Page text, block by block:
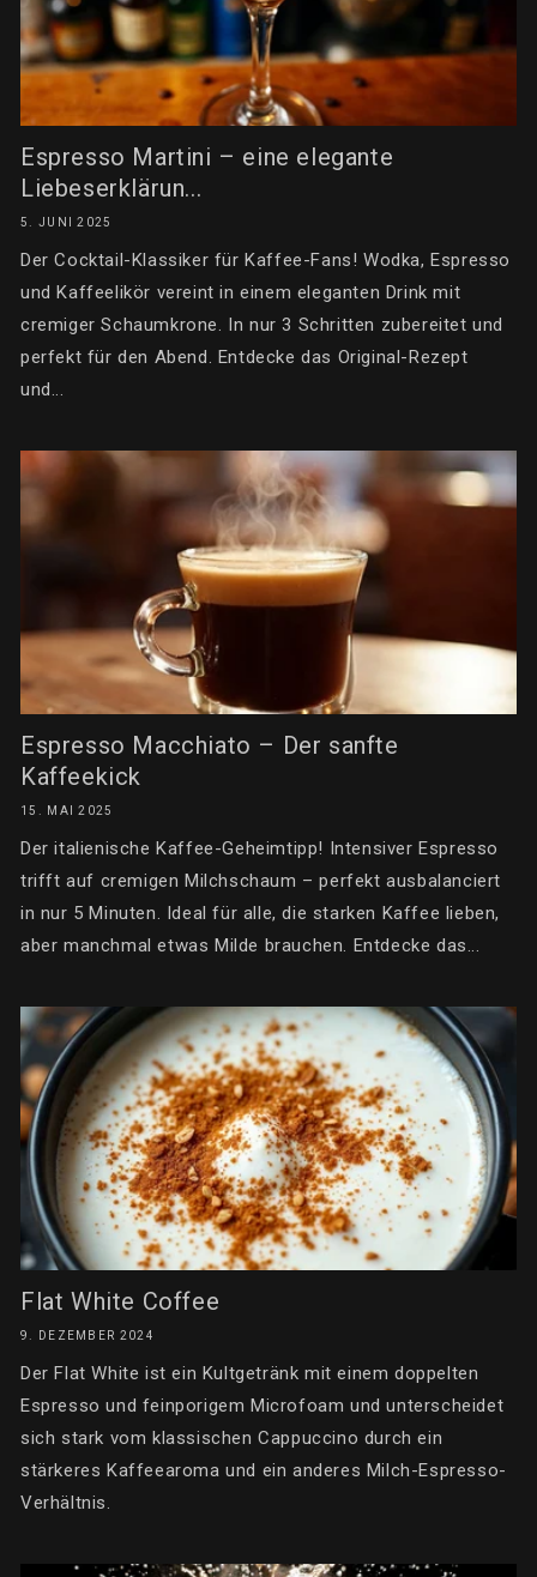
Espresso Martini – eine elegante
Liebeserklärun...
5. JUNI 2025
Der Cocktail-Klassiker für Kaffee-Fans! Wodka, Espresso
und Kaffeelikör vereint in einem eleganten Drink mit
cremiger Schaumkrone. In nur 3 Schritten zubereitet und
perfekt für den Abend. Entdecke das Original-Rezept
und...
Espresso Macchiato – Der sanfte
Kaffeekick
15. MAI 2025
Der italienische Kaffee-Geheimtipp! Intensiver Espresso
trifft auf cremigen Milchschaum – perfekt ausbalanciert
in nur 5 Minuten. Ideal für alle, die starken Kaffee lieben,
aber manchmal etwas Milde brauchen. Entdecke das...
Flat White Coffee
9. DEZEMBER 2024
Der Flat White ist ein Kultgetränk mit einem doppelten
Espresso und feinporigem Microfoam und unterscheidet
sich stark vom klassischen Cappuccino durch ein
stärkeres Kaffeearoma und ein anderes Milch-Espresso-
Verhältnis.